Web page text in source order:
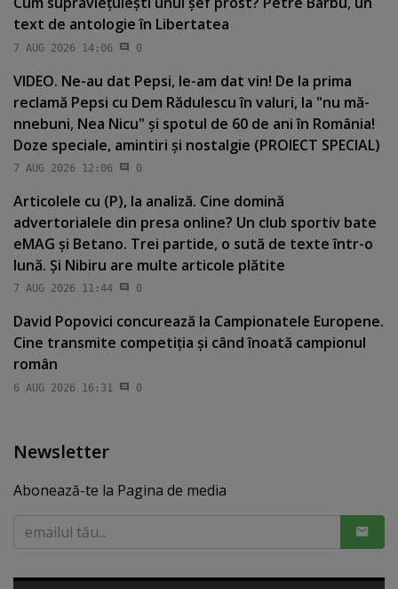
text de antologie în Libertatea
7 AUG 2026 14:06 0
VIDEO. Ne-au dat Pepsi, le-am dat vin! De la prima
reclamă Pepsi cu Dem Rădulescu în valuri, la "nu mă-
nnebuni, Nea Nicu" şi spotul de 60 de ani în România!
Doze speciale, amintiri şi nostalgie (PROIECT SPECIAL)
7 AUG 2026 12:06 0
Articolele cu (P), la analiză. Cine domină
advertorialele din presa online? Un club sportiv bate
eMAG şi Betano. Trei partide, o sută de texte într-o
lună. Şi Nibiru are multe articole plătite
7 AUG 2026 11:44 0
David Popovici concurează la Campionatele Europene.
Cine transmite competiţia şi când înoată campionul
român
6 AUG 2026 16:31 0
Newsletter
Abonează-te la Pagina de media